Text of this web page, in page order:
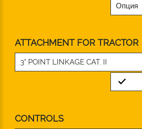
Опция
ATTACHMENT FOR TRACTOR
3° POINT LINKAGE CAT. II
Standard
CONTROLS